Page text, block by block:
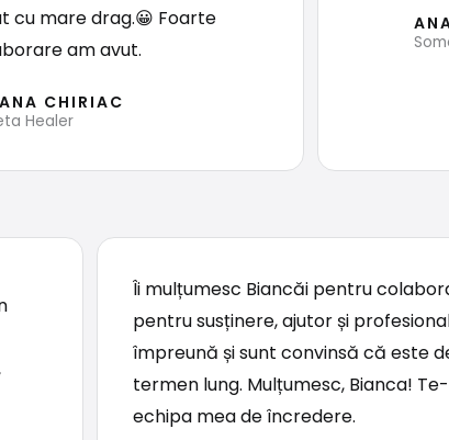
cu mare drag.😀 Foarte
am avut.
CHIRIAC
Healer
Îi mulțumesc Biancăi pentru
pentru susținere, ajutor și
împreună și sunt convinsă că este
termen lung. Mulțumesc, Bianca!
echipa mea de încredere.